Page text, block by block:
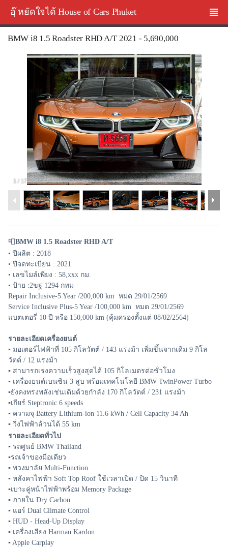
อุ๊ หยัดใจได้ House of Cars Phuket
BMW i8 1.5 Roadster RHD A/T 2021 - 5,690,000
1 / 17
📮BMW i8 1.5 Roadster RHD A/T
• ปีผลิต : 2018
• ปีจดทะเบียน : 2021
• เลขไมล์เพียง : 58,xxx กม.
• ป้าย :2ขฐ 1294 กทม
Repair Inclusive-5 Year /200,000 km หมด 29/01/2569
Service Inclusive Plus-5 Year /100,000 km หมด 29/01/2569
แบตเตอรี่ 10 ปี หรือ 150,000 km (คุ้มครองตั้งแต่ 08/02/2564)
รายละเอียดเครื่องยนต์
▪️ มอเตอร์ไฟฟ้าที่ 105 กิโลวัตต์ / 143 แรงม้า เพิ่มขึ้นจากเดิม 9 กิโล
วัตต์ / 12 แรงม้า
▪️ สามารถเร่งความเร็วสูงสุดได้ 105 กิโลเมตรต่อชั่วโมง
▪️ เครื่องยนต์เบนซิน 3 สูบ พร้อมเทคโนโลยี BMW TwinPower Turbo
▪️ยังคงทรงพลังเช่นเดิมด้วยกำลัง 170 กิโลวัตต์ / 231 แรงม้า
▪️เกียร์ Steptronic 6 speeds
▪️ ความจุ Battery Lithium-ion 11.6 kWh / Cell Capacity 34 Ah
▪️ วิ่งไฟฟ้าล้วนได้ 55 km
รายละเอียดทั่วไป
▪️ รถศูนย์ BMW Thailand
▪️รถเจ้าของมือเดียว
▪️ พวงมาลัย Multi-Function
▪️ หลังคาไฟฟ้า Soft Top Roof ใช้เวลาเปิด / ปิด 15 วินาที
▪️เบาะคู่หน้าไฟฟ้าพร้อม Memory Package
▪️ ภายใน Dry Carbon
▪️ แอร์ Dual Climate Control
▪️ HUD - Head-Up Display
▪️ เครื่องเสียง Harman Kardon
▪️ Apple Carplay